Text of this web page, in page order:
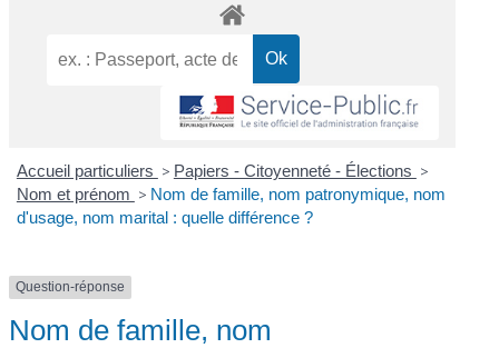
Accueil particuliers > Papiers - Citoyenneté - Élections >
Nom et prénom > Nom de famille, nom patronymique, nom
d'usage, nom marital : quelle différence ?
Question-réponse
Nom de famille, nom